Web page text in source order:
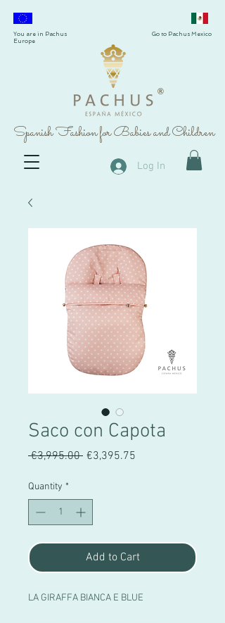
®
Spanish Fashion for Babies and Children
You are in Pachus
Europe
Go to Pachus Mexico
Log In
Saco con Capota
€3,995.00 Regular
€3,395.75
Quantity *
Add to Cart
LA GIRAFFA BIANCA E BLUE